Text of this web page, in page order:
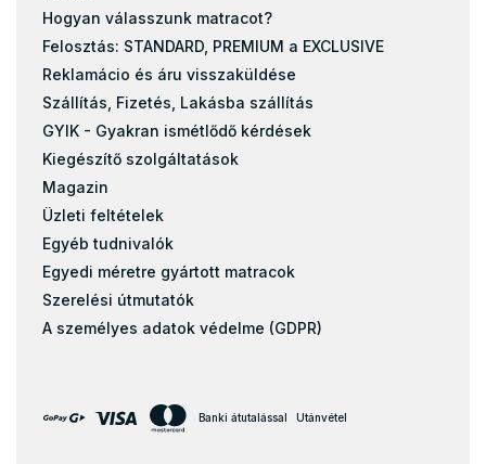
Hogyan válasszunk matracot?
Felosztás: STANDARD, PREMIUM a EXCLUSIVE
Reklamácio és áru visszaküldése
Szállítás, Fizetés, Lakásba szállítás
GYIK - Gyakran ismétlődő kérdések
Kiegészítő szolgáltatások
Magazin
Üzleti feltételek
Egyéb tudnivalók
Egyedi méretre gyártott matracok
Szerelési útmutatók
A személyes adatok védelme (GDPR)
Banki átutalással Utánvétel